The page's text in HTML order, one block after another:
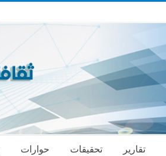
تقارير تحقيقات حوارات